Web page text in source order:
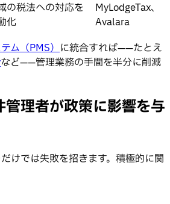
の税法への対応を
化
MyLodgeTax、
Avalara
ム（PMS）に統合すれば——たとえ
など——管理業務の手間を半分に削減
理者が政策に影響を与
けでは失敗を招きます。積極的に関